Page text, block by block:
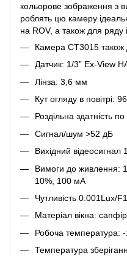
кольорове зображення з
роблять цю камеру
на ROV, а також для ряду
Камера CT3015 також
Датчик: 1/3” Ex-View
Лінза: 3,6 мм
Кут огляду в повітрі:
Роздільна здатність
Сигнал/шум >52 дБ
Вихідний
Вимоги до живлення:
10%, 100 мА
Чутливість 0.001Lux/
Матеріал вікна:
Робоча температура:
Температура